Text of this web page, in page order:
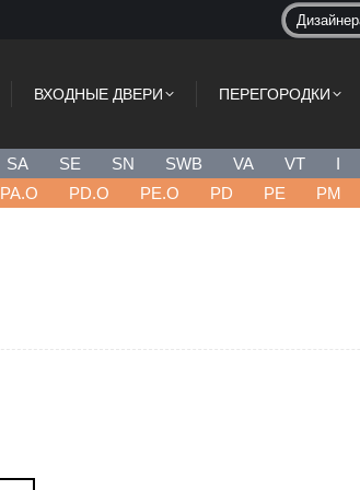
ВХОДНЫЕ ДВЕРИ ПЕРЕГОРОДКИ
SA SE SN SWB VA VT I
PA.O PD.O PE.O PD PE PM